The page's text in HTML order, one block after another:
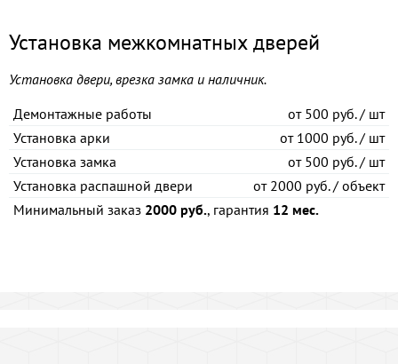
Установка межкомнатных дверей
Установка двери, врезка замка и наличник.
Демонтажные работы
от500 руб. / шт
Установка арки
от1000 руб. / шт
Установка замка
от500 руб. / шт
Установка распашной двери
от2000 руб. / объект
Минимальный заказ 2000 руб., гарантия 12 мес.